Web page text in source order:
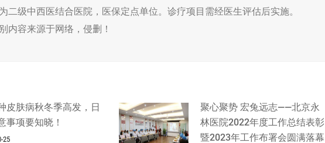
二级中西医结合医院，医保定点单位。诊疗项目需经医生评估后实施。
内容来源于网络，侵删！
皮肤病秋冬季高发，日
事项要知晓！
25
聚心聚势 宏兔远志——北京永
林医院2022年度工作总结表彰
暨2023年工作布署会圆满落幕